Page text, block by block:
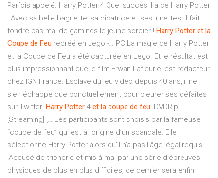
Parfois appelé. Harry Potter 4.Quel succès il a ce Harry Potter
! Avec sa belle baguette, sa cicatrice et ses lunettes, il fait
fondre pas mal de gamines le jeune sorcier ! Harry Potter et la
Coupe de Feu recréé en Lego -… PC.La magie de Harry Potter
et la Coupe de Feu a été capturée en Lego. Et le résultat est
plus impressionnant que le film.Erwan Lafleuriel est rédacteur
chez IGN France. Esclave du jeu vidéo depuis 40 ans, il ne
s'en échappe que ponctuellement pour pleurer ses défaites
sur Twitter. Harry Potter 4 et la coupe de feu [DVDRip]
[Streaming] [… Les participants sont choisis par la fameuse
“coupe de feu” qui est à l’origine d’un scandale. Elle
sélectionne Harry Potter alors qu’il n’a pas l’âge légal requis
!Accusé de tricherie et mis à mal par une série d’épreuves
physiques de plus en plus difficiles, ce dernier sera enfin